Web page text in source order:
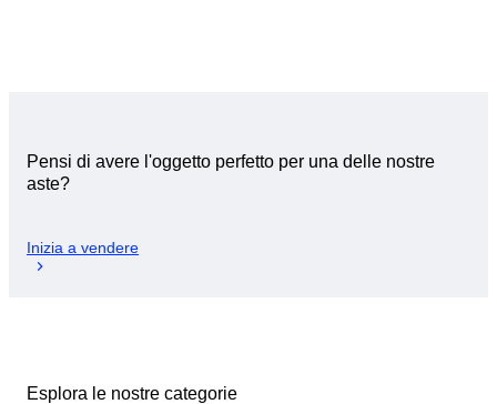
Pensi di avere l'oggetto perfetto per una delle nostre
aste?
Inizia a vendere
Esplora le nostre categorie